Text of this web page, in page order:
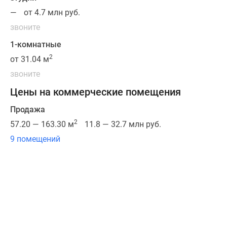
строительства
домов
комфорт-
класса
применением
системы
бесшовных
фасадов
«Финнград».
Высота
—
от 4.7 млн руб.
звоните
1-комнатные
от 31.04 м2
звоните
Цены на коммерческие помещения
Продажа
57.20 — 163.30 м2
11.8 — 32.7 млн руб.
9 помещений